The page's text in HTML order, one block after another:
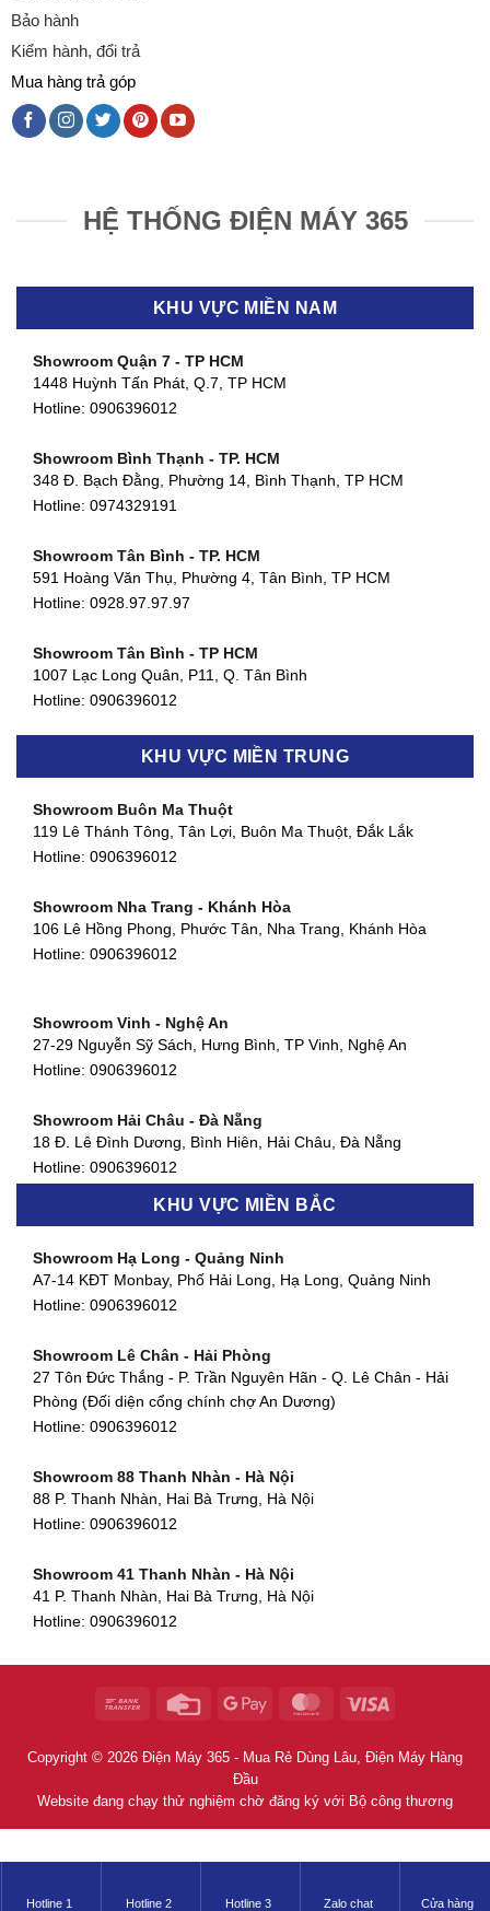
Bảo hành
Kiểm hành, đổi trả
Mua hàng trả góp
HỆ THỐNG ĐIỆN MÁY 365
KHU VỰC MIỀN NAM
Showroom Quận 7 - TP HCM
1448 Huỳnh Tấn Phát, Q.7, TP HCM
Hotline: 0906396012
Showroom Bình Thạnh - TP. HCM
348 Đ. Bạch Đằng, Phường 14, Bình Thạnh, TP HCM
Hotline: 0974329191
Showroom Tân Bình - TP. HCM
591 Hoàng Văn Thụ, Phường 4, Tân Bình, TP HCM
Hotline: 0928.97.97.97
Showroom Tân Bình - TP HCM
1007 Lạc Long Quân, P11, Q. Tân Bình
Hotline: 0906396012
Showroom Biên Hòa - Đồng Nai
Showroom Thuận An - Bình Dương
Showroom Quận 11 - TP. HCM
Showroom Quận 4 - TP. HCM
127 Khánh Hội, Phường 3, Quận 4,TP. HCM
Showroom Quận 7 - TP. HCM
877 Huỳnh Tấn Phát, Phú Thuận, Quận 7, TP HCM
Hotline:0906396012
580 Phan Văn Trị, Phường 7, Quận 5, TP HCM
Hotline:0906396012
90 Đ. Cộng Hòa, Phường 4, Tân Bình, TP HCM
Hotline:0906396012
KHU VỰC MIỀN TRUNG
Showroom Buôn Ma Thuột
119 Lê Thánh Tông, Tân Lợi, Buôn Ma Thuột, Đắk Lắk
Hotline: 0906396012
Showroom Nha Trang - Khánh Hòa
106 Lê Hồng Phong, Phước Tân, Nha Trang, Khánh Hòa
Hotline: 0906396012
Showroom Vinh - Nghệ An
27-29 Nguyễn Sỹ Sách, Hưng Bình, TP Vinh, Nghệ An
Hotline: 0906396012
Showroom Hải Châu - Đà Nẵng
18 Đ. Lê Đình Dương, Bình Hiên, Hải Châu, Đà Nẵng
Hotline: 0906396012
Showroom Thanh Khê - Đà Nẵng
Hotline:0906396012
Showroom Cẩm Lệ - Đà Nẵng
Hotline:0906396012
Showroom Huế
54 Hùng Vương, Phú Hội, Thành phố Huế, Thừa Thiên Huế
Showroom Hà Tĩnh
82 Quang Trung, Thạch Quý, Hà Tĩnh
Showroom Quy Nhơn - Bình Định
956 Trần Hưng Đạo, P, Thành phố Quy Nhơn, Bình Định
KHU VỰC MIỀN BẮC
Showroom Hạ Long - Quảng Ninh
A7-14 KĐT Monbay, Phố Hải Long, Hạ Long, Quảng Ninh
Hotline: 0906396012
Showroom Lê Chân - Hải Phòng
27 Tôn Đức Thắng - P. Trần Nguyên Hãn - Q. Lê Chân - Hải
Phòng (Đối diện cổng chính chợ An Dương)
Hotline: 0906396012
Showroom 88 Thanh Nhàn - Hà Nội
88 P. Thanh Nhàn, Hai Bà Trưng, Hà Nội
Hotline: 0906396012
Showroom 41 Thanh Nhàn - Hà Nội
41 P. Thanh Nhàn, Hai Bà Trưng, Hà Nội
Hotline: 0906396012
268 P. Tây Sơn, Trung Liệt, Đống Đa, Hà Nội
Showroom Khâm Thiên - Hà Nội
Showroom Thái Thịnh - Hà Nội
Copyright © 2026 Điện Máy 365 - Mua Rẻ Dùng Lâu, Điện Máy Hàng
Đầu
Website đang chạy thử nghiệm chờ đăng ký với Bộ công thương
Hotline 1 Hotline 2 Hotline 3 Zalo chat Cửa hàng